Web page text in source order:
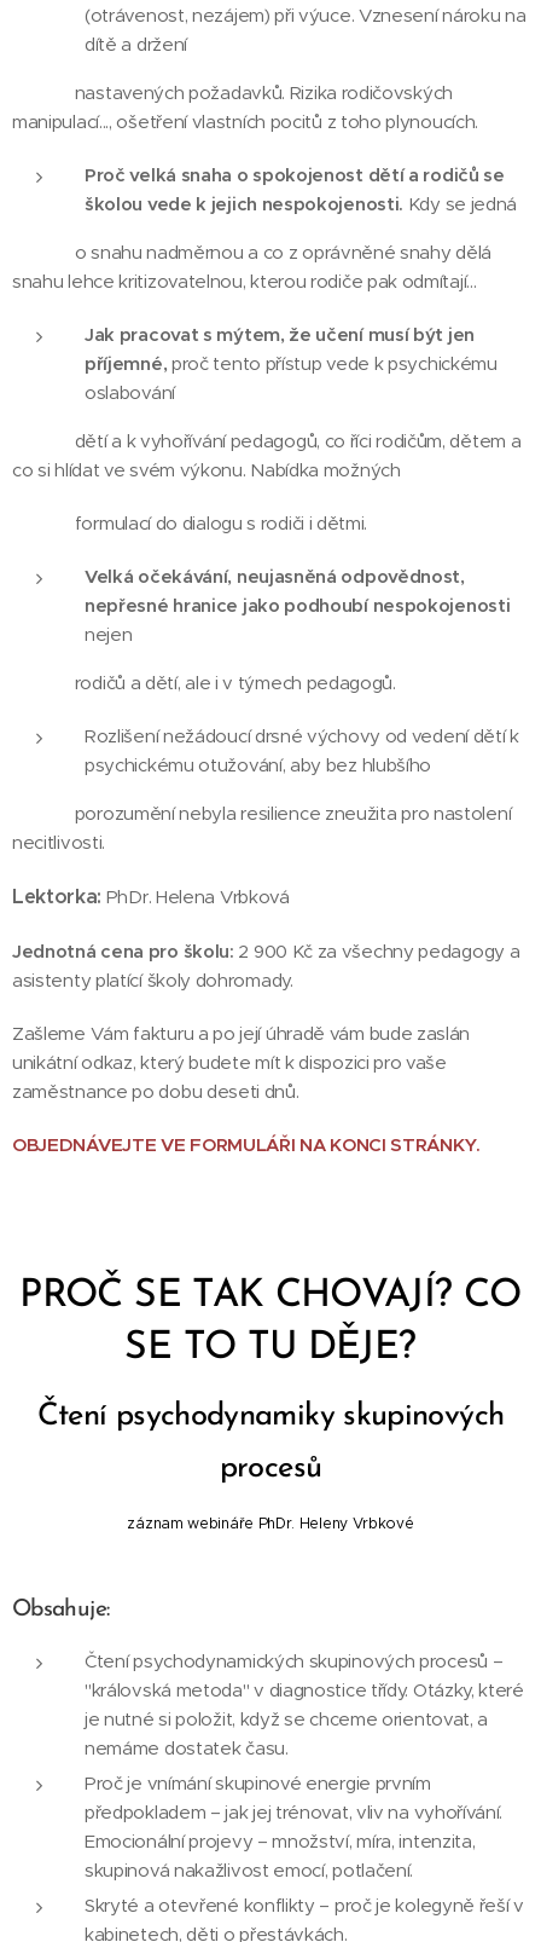
(otrávenost, nezájem) při výuce. Vznesení nároku na
dítě a držení
nastavených požadavků. Rizika rodičovských
manipulací..., ošetření vlastních pocitů z toho plynoucích.
Proč velká snaha o spokojenost dětí a rodičů se
školou vede k jejich nespokojenosti. Kdy se jedná
o snahu nadměrnou a co z oprávněné snahy dělá
snahu lehce kritizovatelnou, kterou rodiče pak odmítají...
Jak pracovat s mýtem, že učení musí být jen
příjemné, proč tento přístup vede k psychickému
oslabování
dětí a k vyhořívání pedagogů, co říci rodičům, dětem a
co si hlídat ve svém výkonu. Nabídka možných
formulací do dialogu s rodiči i dětmi.
Velká očekávání, neujasněná odpovědnost,
nepřesné hranice jako podhoubí nespokojenosti
nejen
rodičů a dětí, ale i v týmech pedagogů.
Rozlišení nežádoucí drsné výchovy od vedení dětí k
psychickému otužování, aby bez hlubšího
porozumění nebyla resilience zneužita pro nastolení
necitlivosti.
Lektorka: PhDr. Helena Vrbková
Jednotná cena pro školu: 2 900 Kč za všechny pedagogy a
asistenty platící školy dohromady.
Zašleme Vám fakturu a po její úhradě vám bude zaslán
unikátní odkaz, který budete mít k dispozici pro vaše
zaměstnance po dobu deseti dnů.
OBJEDNÁVEJTE VE FORMULÁŘI NA KONCI STRÁNKY.
PROČ SE TAK CHOVAJÍ? CO
SE TO TU DĚJE?
Čtení psychodynamiky skupinových
procesů
záznam webináře PhDr. Heleny Vrbkové
Obsahuje:
Čtení psychodynamických skupinových procesů –
"královská metoda" v diagnostice třídy. Otázky, které
je nutné si položit, když se chceme orientovat, a
nemáme dostatek času.
Proč je vnímání skupinové energie prvním
předpokladem – jak jej trénovat, vliv na vyhořívání.
Emocionální projevy – množství, míra, intenzita,
skupinová nakažlivost emocí, potlačení.
Skryté a otevřené konflikty – proč je kolegyně řeší v
kabinetech, děti o přestávkách.